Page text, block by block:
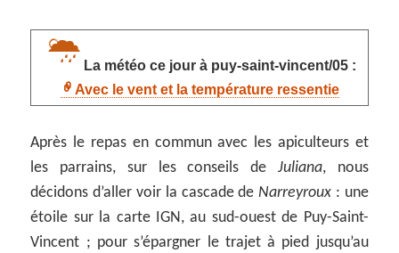
La météo ce jour à puy-saint-vincent/05 :
Avec le vent et la température ressentie
Après le repas en commun avec les apiculteurs et
les parrains, sur les conseils de Juliana, nous
décidons d’aller voir la cascade deNarreyroux : une
étoile sur la carte IGN, au sud-ouest de Puy-Saint-
Vincent ; pour s’épargner le trajet à pied jusqu’au